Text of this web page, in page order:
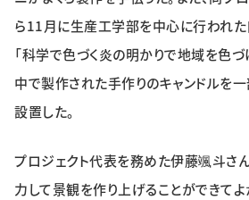
ら11月に生産工学部を中心に行われ
「科学で色づく炎の明かりで地域を色づ
中で製作された手作りのキャンドルを
設置した。
プロジェクト代表を務めた伊藤颯斗さん
力して景観を作り上げることができて